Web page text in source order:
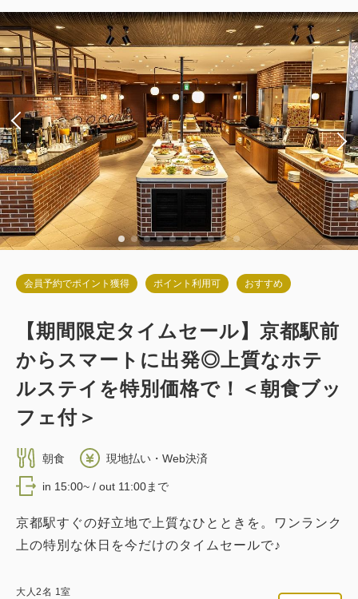
税・手数料込
会員価格 12,920円
大人2名1室
税・手数料込
合計 13,600円
獲得ポイント 646~
禁煙 25.00m2 1~2名
セミダブル×2 Wi-Fiあり（無料）
詳細 今すぐ予約
会員予約でポイント獲得 ポイント利用可 おすすめ
【期間限定タイムセール】京都駅前
からスマートに出発◎上質なホテ
ルステイを特別価格で！＜朝食ブッ
フェ付＞
朝食 現地払い・Web決済
in 15:00~ / out 11:00まで
京都駅すぐの好立地で上質なひとときを。ワンランク
上の特別な休日を今だけのタイムセールで♪
大人2名 1室